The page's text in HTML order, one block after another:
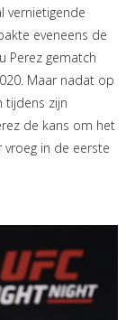
vernietigende
eveneens de
Perez gematch
Maar nadat op
tijdens zijn
de kans om het
in de eerste